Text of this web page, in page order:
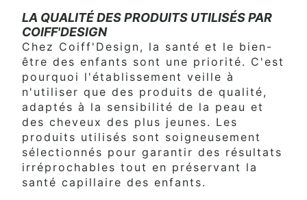
LA QUALITÉ DES PRODUITS UTILISÉS PAR
COIFF'DESIGN
Chez Coiff'Design, la santé et le bien-
être des enfants sont une priorité. C'est
pourquoi l'établissement veille à
n'utiliser que des produits de qualité,
adaptés à la sensibilité de la peau et
des cheveux des plus jeunes. Les
produits utilisés sont soigneusement
sélectionnés pour garantir des résultats
irréprochables tout en préservant la
santé capillaire des enfants.